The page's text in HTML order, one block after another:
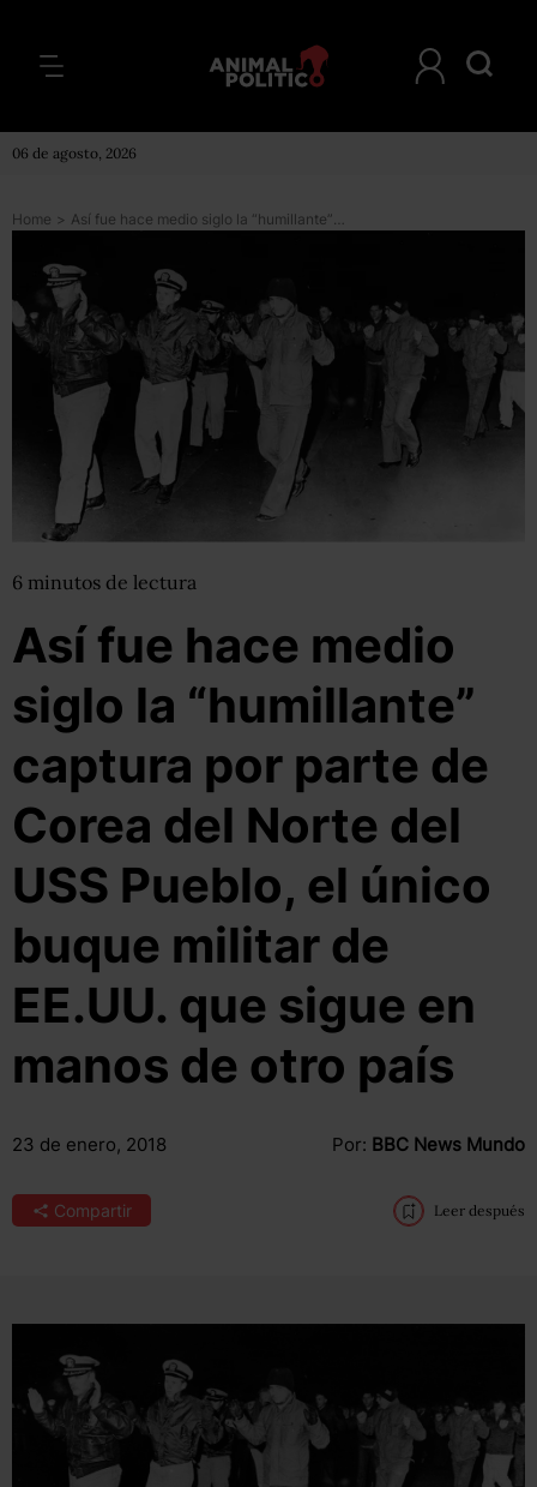
06 de agosto, 2026
Home > Así fue hace medio siglo la “humillante” captura por parte de Corea del Norte del USS Pueblo, el único buque militar de EE.UU. que sigue en manos de otro país
6 minutos de lectura
Así fue hace medio
siglo la “humillante”
captura por parte de
Corea del Norte del
USS Pueblo, el único
buque militar de
EE.UU. que sigue en
manos de otro país
23 de enero, 2018 Por: BBC News Mundo
Compartir Leer después